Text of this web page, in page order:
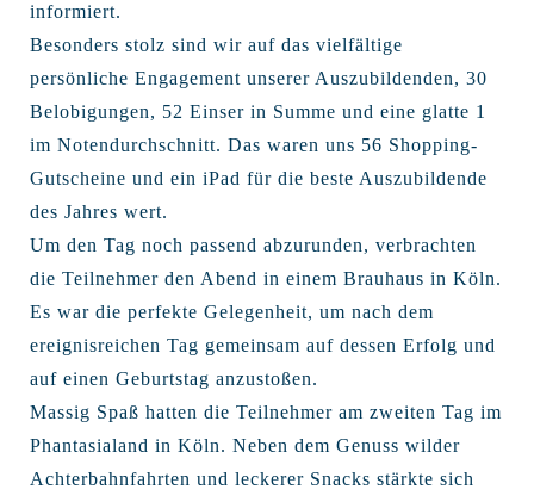
informiert.
Besonders stolz sind wir auf das vielfältige
persönliche Engagement unserer Auszubildenden, 30
Belobigungen, 52 Einser in Summe und eine glatte 1
im Notendurchschnitt. Das waren uns 56 Shopping-
Gutscheine und ein iPad für die beste Auszubildende
des Jahres wert.
Um den Tag noch passend abzurunden, verbrachten
die Teilnehmer den Abend in einem Brauhaus in Köln.
Es war die perfekte Gelegenheit, um nach dem
ereignisreichen Tag gemeinsam auf dessen Erfolg und
auf einen Geburtstag anzustoßen.
Massig Spaß hatten die Teilnehmer am zweiten Tag im
Phantasialand in Köln. Neben dem Genuss wilder
Achterbahnfahrten und leckerer Snacks stärkte sich